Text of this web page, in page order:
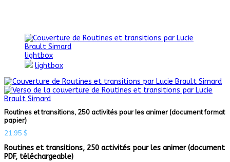
lightbox
lightbox
Routines et transitions, 250 activités pour les animer (document format
papier)
21,95 $
Routines et transitions, 250 activités pour les animer (document
PDF, téléchargeable)